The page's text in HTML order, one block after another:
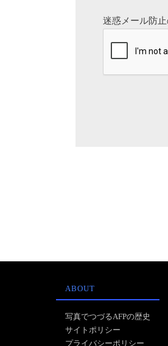
迷惑メール防
ABOUT
写真でつづるAFPの歴史
サイトポリシー
プライバシーポリシー